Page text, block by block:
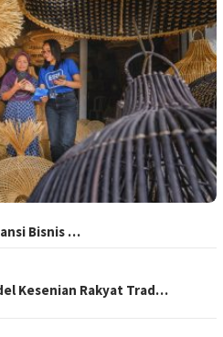
Bisnis …
Kesenian Rakyat Trad…